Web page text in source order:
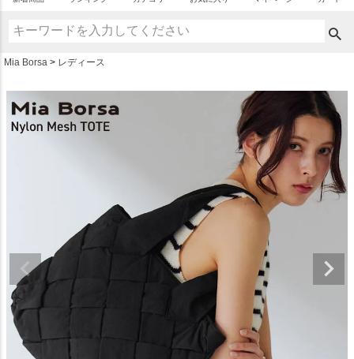
Mia Borsa レディース